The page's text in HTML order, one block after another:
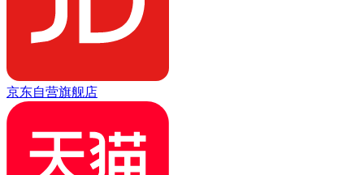
京东自营旗舰店